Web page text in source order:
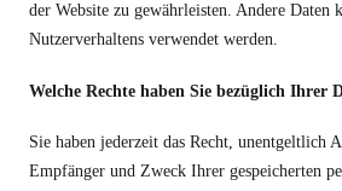
der Website zu gewährleisten. Andere Daten
Nutzerverhaltens verwendet werden.
Welche Rechte haben Sie bezüglich Ihrer
Sie haben jederzeit das Recht, unentgeltlich
Empfänger und Zweck Ihrer gespeicherten